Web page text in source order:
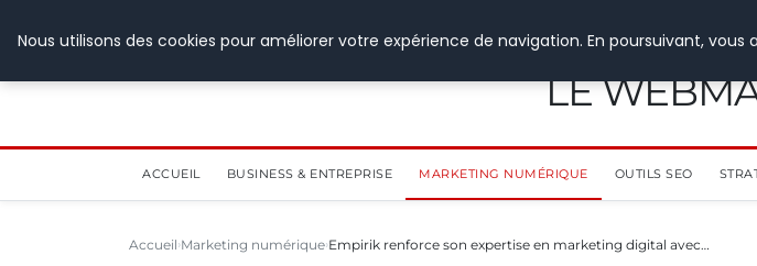
LE
ACCUEIL BUSINESS & ENTREPRISE MARKETING NUMÉRIQUE OUTILS SEO
Accueil Marketing numérique Empirik renforce son expertise en marketing digital avec…
Nous utilisons des cookies pour améliorer votre expérience de navigation. En poursuivant,